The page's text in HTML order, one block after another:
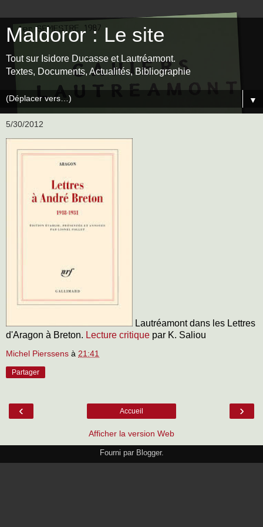
Maldoror : Le site
Tout sur Isidore Ducasse et Lautréamont.
Textes, Documents, Actualités, Bibliographie
▼
5/30/2012
Lautréamont dans les Lettres
d'Aragon à Breton. Lecture critique par K. Saliou
Michel Pierssens à 21:41
Partager
‹ ›
Accueil
Afficher la version Web
Fourni par Blogger.